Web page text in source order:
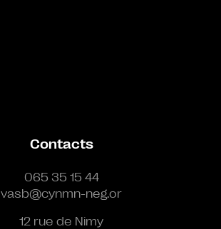
Contacts
065 35 15 44
vasb@cynmn-neg.or
12 rue de Nimy